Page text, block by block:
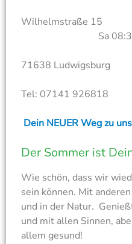
Sa 08:30-
71638 Ludwigsburg
Tel: 07141 926818
Dein NEUER Weg zu uns
Der Sommer ist
Wie schön, dass wir
sein können. Mit
und in der Natur.
und mit allen Sinnen,
allem gesund!